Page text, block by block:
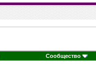
Сообщество